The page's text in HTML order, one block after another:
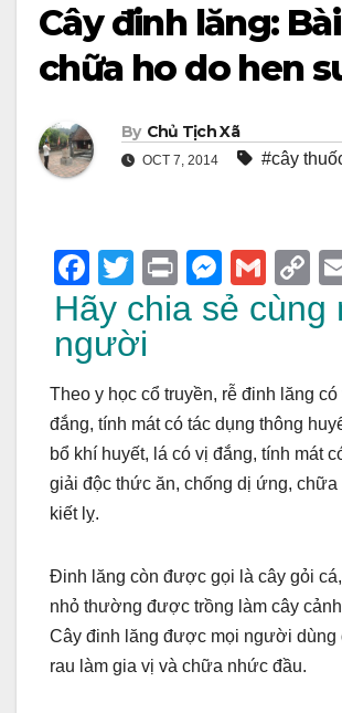
Cây đinh lăng:
chữa ho do hen
By Chủ Tịch Xã
OCT 7, 2014 #cây
F
a
c
e
b
o
o
k
T
wi
tt
Pr
in
M
e
e
n
g
er
G
m
C
o
p
Li
n
k
Hãy chia sẻ cùng
người
Theo y học cổ truyền, rễ đinh lăng
đắng, tính mát có tác dụng thông
bổ khí huyết, lá có vị đắng, tính mát
giải độc thức ăn, chống dị ứng, chữa
kiết lỵ.
Đinh lăng còn được gọi là cây gỏi
nhỏ thường được trồng làm cây
Cây đinh lăng được mọi người dùng
rau làm gia vị và chữa nhức đầu.